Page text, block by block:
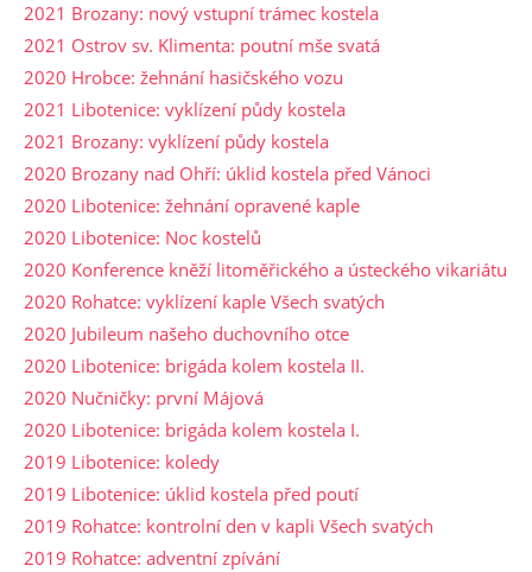
2021 Brozany: nový vstupní trámec kostela
2021 Ostrov sv. Klimenta: poutní mše svatá
2020 Hrobce: žehnání hasičského vozu
2021 Libotenice: vyklízení půdy kostela
2021 Brozany: vyklízení půdy kostela
2020 Brozany nad Ohří: úklid kostela před Vánoci
2020 Libotenice: žehnání opravené kaple
2020 Libotenice: Noc kostelů
2020 Konference kněží litoměřického a ústeckého vikariátu
2020 Rohatce: vyklízení kaple Všech svatých
2020 Jubileum našeho duchovního otce
2020 Libotenice: brigáda kolem kostela II.
2020 Nučničky: první Májová
2020 Libotenice: brigáda kolem kostela I.
2019 Libotenice: koledy
2019 Libotenice: úklid kostela před poutí
2019 Rohatce: kontrolní den v kapli Všech svatých
2019 Rohatce: adventní zpívání